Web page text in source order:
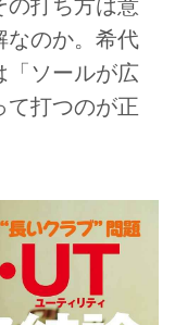
の打ち方は意
なのか。希代
「ソールが広
て打つのが正